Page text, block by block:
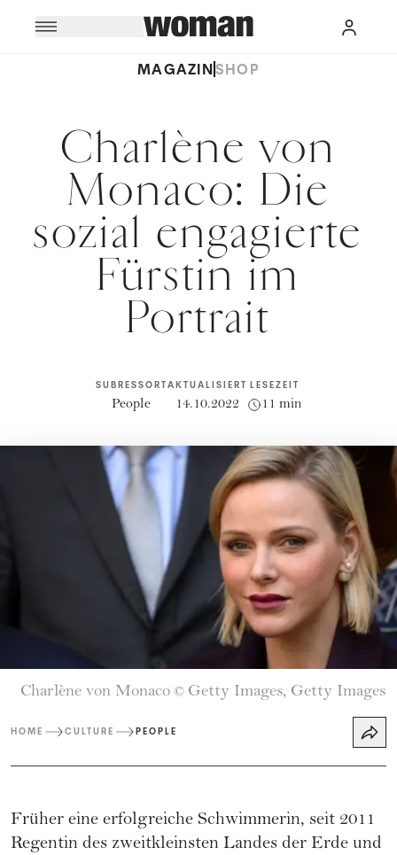
MAGAZINSHOP
Charlène von
Monaco: Die
sozial engagierte
Fürstin im
Portrait
SUBRESSORT
People
AKTUALISIERT
14.10.2022
LESEZEIT
11 min
Charlène von Monaco © Getty Images, Getty Images
HOME CULTURE PEOPLE
Früher eine erfolgreiche Schwimmerin, seit 2011
Regentin des zweitkleinsten Landes der Erde und